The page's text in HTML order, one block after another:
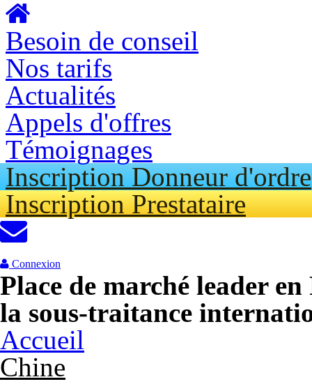
Aller au contenu principal
Besoin de conseil
Nos tarifs
Actualités
Appels d'offres
Témoignages
Inscription Donneur d'ordre
Inscription Prestataire
Connexion
Place de marché leader
la sous-traitance
Accueil
Chine